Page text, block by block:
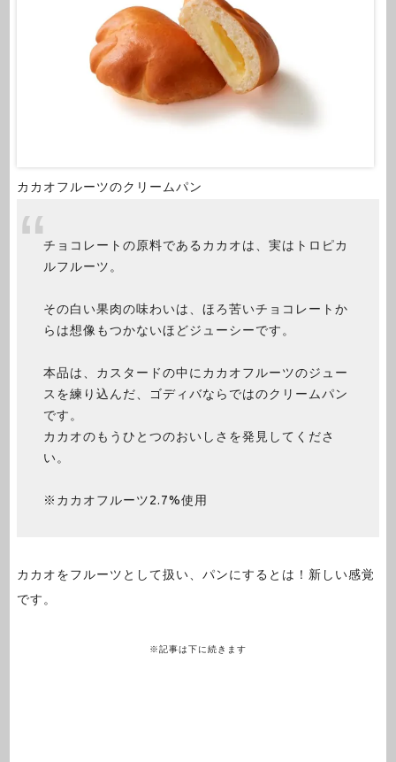
カカオフルーツのクリームパン
チョコレートの原料であるカカオは、実はトロピカ
ルフルーツ。
その白い果肉の味わいは、ほろ苦いチョコレートか
らは想像もつかないほどジューシーです。
本品は、カスタードの中にカカオフルーツのジュー
スを練り込んだ、ゴディバならではのクリームパン
です。
カカオのもうひとつのおいしさを発見してくださ
い。
※カカオフルーツ2.7%使用
カカオをフルーツとして扱い、パンにするとは！新しい感覚
です。
※記事は下に続きます